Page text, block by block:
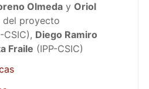
Olmeday Oriol
del proyecto
CSIC), Diego Ramiro
Fraile (IPP-CSIC)